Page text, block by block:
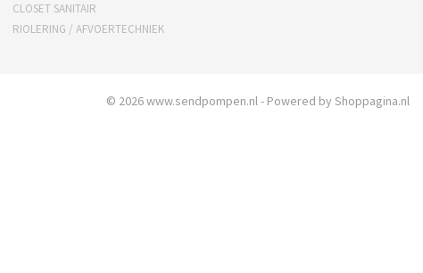
CLOSET SANITAIR
RIOLERING / AFVOERTECHNIEK
© 2026 www.sendpompen.nl - Powered by Shoppagina.nl